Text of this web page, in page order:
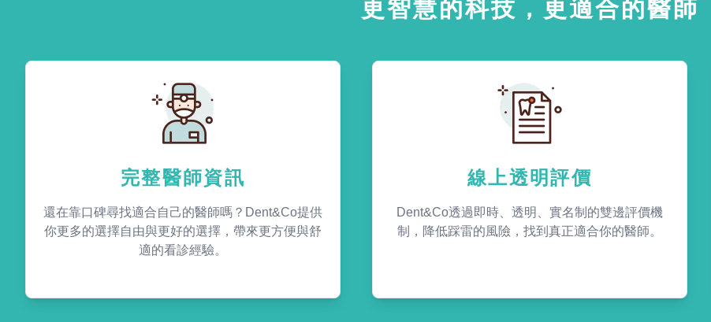
更智慧的科技，更適合的醫師
完整醫師資訊
還在靠口碑尋找適合自己的醫師嗎？Dent&Co提供
你更多的選擇自由與更好的選擇，帶來更方便與舒
適的看診經驗。
線上透明評價
Dent&Co透過即時、透明、實名制的雙邊評價機
制，降低踩雷的風險，找到真正適合你的醫師。